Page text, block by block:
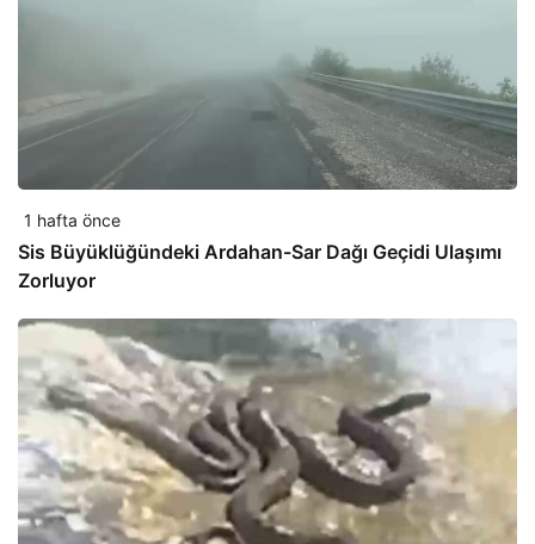
1 hafta önce
Sis Büyüklüğündeki Ardahan-Sar Dağı Geçidi Ulaşımı
Zorluyor